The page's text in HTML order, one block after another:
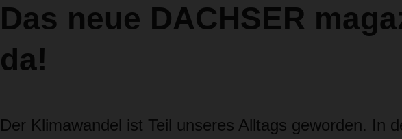
Das neue DACHSER
da!
Der Klimawandel ist Teil unseres Alltags geworden. In